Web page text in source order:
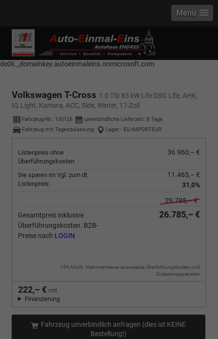
------------ Host Name : selector1._domainkey Points to address or value:
selector1-aee-de0k._domainkey.autoeinmaleins.onmicrosoft.com Host
Name : selector2._domainkey Points to address or value: selector2-aee-
de0k._domainkey.autoeinmaleins.onmicrosoft.com
Menü
Volkswagen T-Cross 1.0 TSI 85 kW Life DSG Life, AHK,
IQ.Light, Kamera, ACC, Side, Winter, 17-Zoll
Fahrzeug-Nr.: 130126 unverbindliche Lieferzeit: 8 Tage
Fahrzeug mit Tageszulassung
Lager - EU-IMPORTEUR
Listenpreis ohne
Überführungskosten
36.960,– €
Sie sparen im Vgl. zum dt.
Listenpreis:
11.465,– €
31,0%
29.785,– €
Gesamtpreis inklusive
Überführungskosten. B2B-
Preise nach LOGIN
26.785,– €
19% MwSt. Mehrwertsteuer ausweisbar, Überführungskosten und
Zulassungspapieren
222,– € mtl.
Finanzierung
Fahrzeug unverbindlich anfragen (dies ist KEINE
Bestellung!)